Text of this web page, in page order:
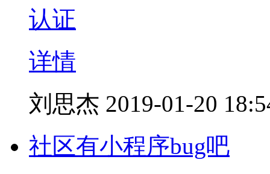
认证
详情
刘思杰 2019-01-20
社区有小程序bug吧